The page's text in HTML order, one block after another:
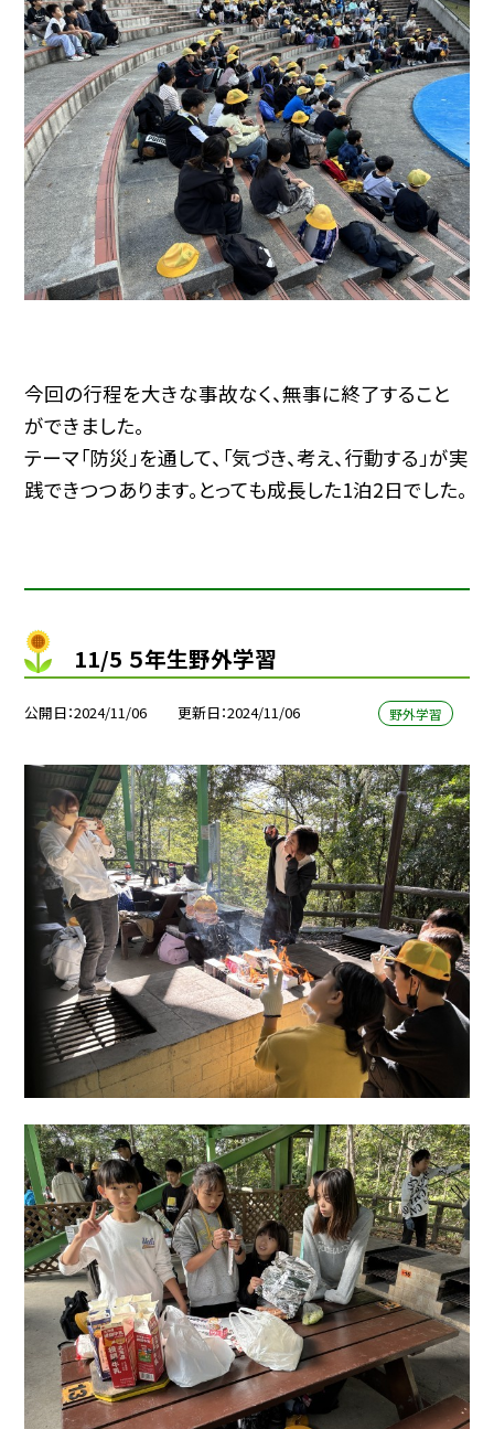
今回の行程を大きな事故なく、無事に終了すること
ができました。
テーマ「防災」を通して、「気づき、考え、行動する」が実
践できつつあります。とっても成長した1泊2日でした。
11/5 ５年生野外学習
公開日 2024/11/06 更新日 2024/11/06 野外学習